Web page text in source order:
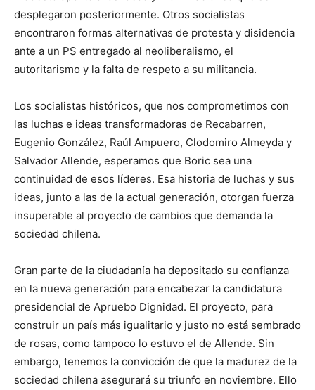
desplegaron posteriormente. Otros socialistas
encontraron formas alternativas de protesta y disidencia
ante a un PS entregado al neoliberalismo, el
autoritarismo y la falta de respeto a su militancia.
Los socialistas históricos, que nos comprometimos con
las luchas e ideas transformadoras de Recabarren,
Eugenio González, Raúl Ampuero, Clodomiro Almeyda y
Salvador Allende, esperamos que Boric sea una
continuidad de esos líderes. Esa historia de luchas y sus
ideas, junto a las de la actual generación, otorgan fuerza
insuperable al proyecto de cambios que demanda la
sociedad chilena.
Gran parte de la ciudadanía ha depositado su confianza
en la nueva generación para encabezar la candidatura
presidencial de Apruebo Dignidad. El proyecto, para
construir un país más igualitario y justo no está sembrado
de rosas, como tampoco lo estuvo el de Allende. Sin
embargo, tenemos la convicción de que la madurez de la
sociedad chilena asegurará su triunfo en noviembre. Ello